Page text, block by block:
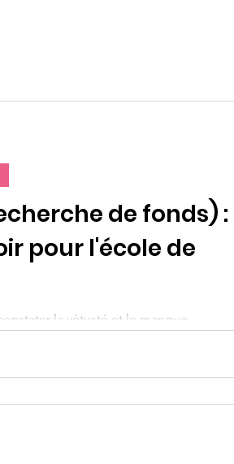
de fonds) :
pour l'école de
la vétusté et le manque
à les financer!